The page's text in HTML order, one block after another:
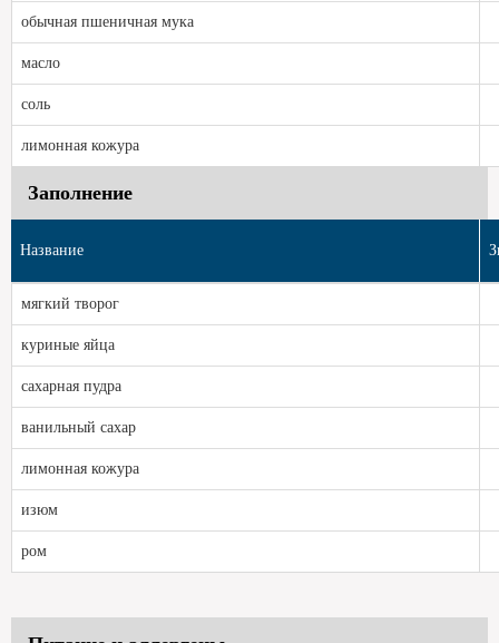
обычная пшеничная мука
масло
соль
лимонная кожура
Заполнение
Название
мягкий творог
куриные яйца
сахарная пудра
ванильный сахар
лимонная кожура
изюм
ром